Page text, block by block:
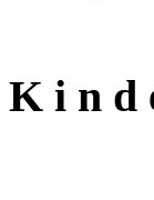
K i n d